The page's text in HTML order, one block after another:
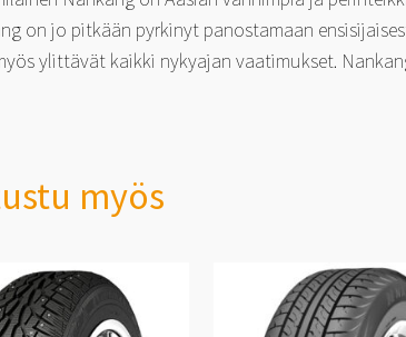
on jo pitkään pyrkinyt panostamaan
ylittävät kaikki nykyajan vaatimukset.
myös